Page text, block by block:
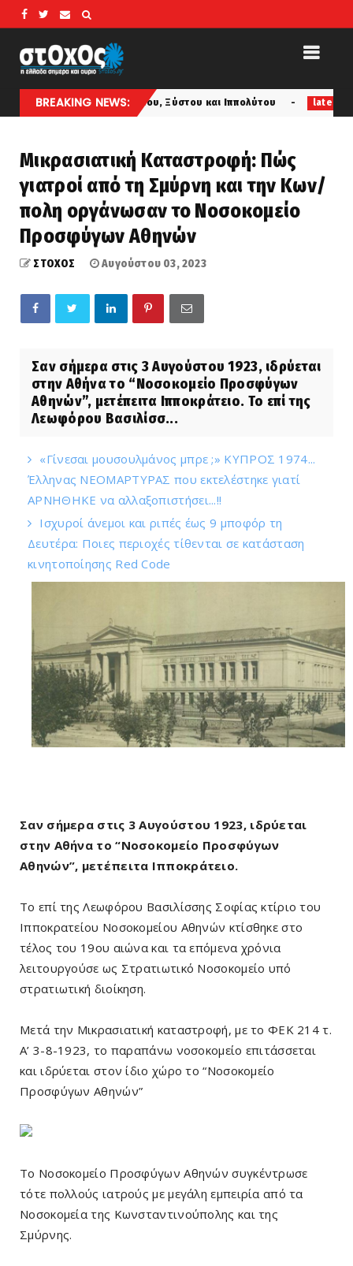
BREAKING NEWS:
Λαυρεντίου, Ξύστου και Ιππολύτου latest ΟΤΑΝ ΟΙ
Μικρασιατική Καταστροφή: Πώς
γιατροί από τη Σμύρνη και την Κων/
πολη οργάνωσαν το Νοσοκομείο
Προσφύγων Αθηνών
ΣΤΟΧΟΣ Αυγούστου 03, 2023
Σαν σήμερα στις 3 Αυγούστου 1923, ιδρύεται
στην Αθήνα το “Νοσοκομείο Προσφύγων
Αθηνών”, μετέπειτα Ιπποκράτειο. Το επί της
Λεωφόρου Βασιλίσσ...
«Γίνεσαι μουσουλμάνος μπρε ;» ΚΥΠΡΟΣ 1974...
Έλληνας ΝΕΟΜΑΡΤΥΡΑΣ που εκτελέστηκε γιατί
ΑΡΝΗΘΗΚΕ να αλλαξοπιστήσει...!!
Ισχυροί άνεμοι και ριπές έως 9 μποφόρ τη
Δευτέρα: Ποιες περιοχές τίθενται σε κατάσταση
κινητοποίησης Red Code
Σαν σήμερα στις 3 Αυγούστου 1923, ιδρύεται
στην Αθήνα το “Νοσοκομείο Προσφύγων
Αθηνών”, μετέπειτα Ιπποκράτειο.
Το επί της Λεωφόρου Βασιλίσσης Σοφίας κτίριο του
Ιπποκρατείου Νοσοκομείου Αθηνών κτίσθηκε στο
τέλος του 19ου αιώνα και τα επόμενα χρόνια
λειτουργούσε ως Στρατιωτικό Νοσοκομείο υπό
στρατιωτική διοίκηση.
Μετά την Μικρασιατική καταστροφή, με το ΦΕΚ 214 τ.
Α’ 3-8-1923, το παραπάνω νοσοκομείο επιτάσσεται
και ιδρύεται στον ίδιο χώρο το “Νοσοκομείο
Προσφύγων Αθηνών”
Το Νοσοκομείο Προσφύγων Αθηνών συγκέντρωσε
τότε πολλούς ιατρούς με μεγάλη εμπειρία από τα
Νοσοκομεία της Κωνσταντινούπολης και της
Σμύρνης.